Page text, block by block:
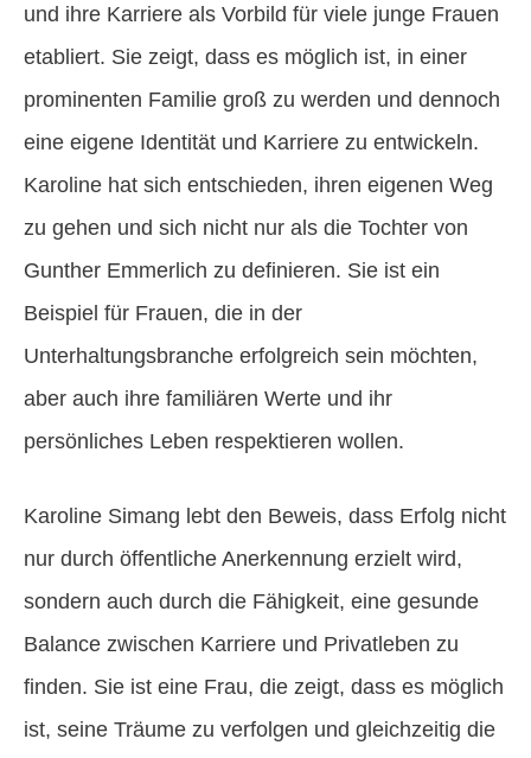
und ihre Karriere als Vorbild für viele junge Frauen
etabliert. Sie zeigt, dass es möglich ist, in einer
prominenten Familie groß zu werden und dennoch
eine eigene Identität und Karriere zu entwickeln.
Karoline hat sich entschieden, ihren eigenen Weg
zu gehen und sich nicht nur als die Tochter von
Gunther Emmerlich zu definieren. Sie ist ein
Beispiel für Frauen, die in der
Unterhaltungsbranche erfolgreich sein möchten,
aber auch ihre familiären Werte und ihr
persönliches Leben respektieren wollen.
Karoline Simang lebt den Beweis, dass Erfolg nicht
nur durch öffentliche Anerkennung erzielt wird,
sondern auch durch die Fähigkeit, eine gesunde
Balance zwischen Karriere und Privatleben zu
finden. Sie ist eine Frau, die zeigt, dass es möglich
ist, seine Träume zu verfolgen und gleichzeitig die